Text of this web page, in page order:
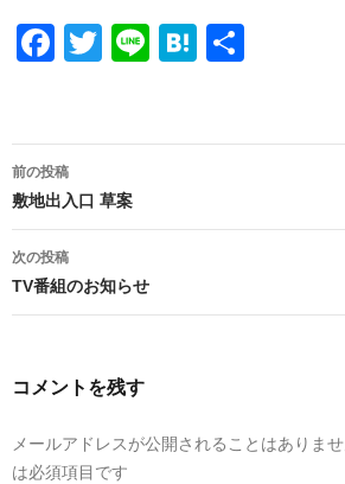
F
e
b
o
o
k
T
er
Li
H
n
投
稿
ナ
ビ
ョ
前の投稿
敷地出入口 草案
次の投稿
TV番組のお知らせ
コメントを残す
メールアドレスが公開されることはありませ
は必須項目です